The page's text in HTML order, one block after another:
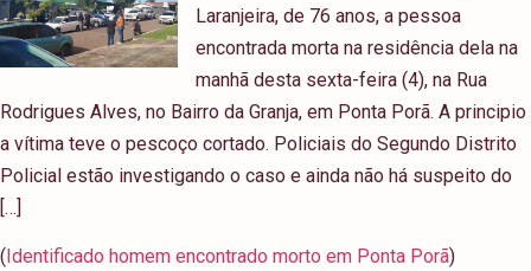
Laranjeira, de 76 anos, a pessoa
encontrada morta na residência dela na
manhã desta sexta-feira (4), na Rua
Rodrigues Alves, no Bairro da Granja, em Ponta Porã. A principio
a vítima teve o pescoço cortado. Policiais do Segundo Distrito
Policial estão investigando o caso e ainda não há suspeito do
[…]
( Identificado homem encontrado morto em Ponta Porã)